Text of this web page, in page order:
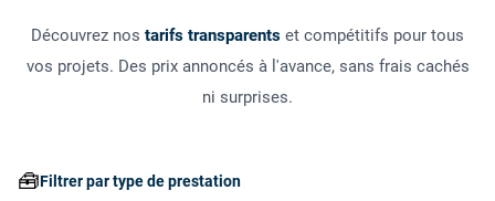
Découvrez nos tarifs transparents et compétitifs pour tous
vos projets. Des prix annoncés à l'avance, sans frais cachés
ni surprises.
🧰Filtrer par type de prestation